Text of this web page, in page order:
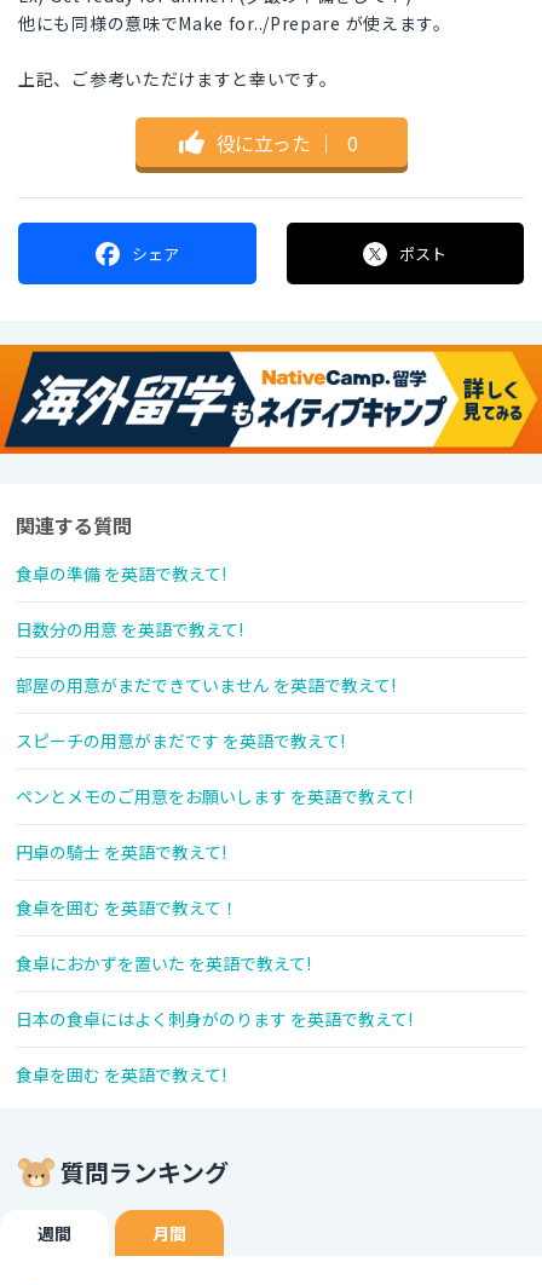
他にも同様の意味でMake for../Prepare が使えます。
上記、ご参考いただけますと幸いです。
役に立った ｜ 0
シェア ポスト
関連する質問
食卓の準備 を英語で教えて!
日数分の用意 を英語で教えて!
部屋の用意がまだできていません を英語で教えて!
スピーチの用意がまだです を英語で教えて!
ペンとメモのご用意をお願いします を英語で教えて!
円卓の騎士 を英語で教えて!
食卓を囲む を英語で教えて！
食卓におかずを置いた を英語で教えて!
日本の食卓にはよく刺身がのります を英語で教えて!
食卓を囲む を英語で教えて!
質問ランキング
週間 月間